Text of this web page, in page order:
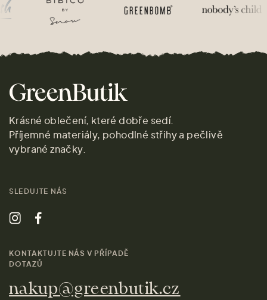
Krásné oblečení, které dobře sedí.
Příjemné materiály, pohodlné střihy a pečlivě
vybrané značky.
SLEDUJTE NÁS
KONTAKTUJTE NÁS V PŘÍPADĚ
DOTAZŮ
nakup@greenbutik.cz